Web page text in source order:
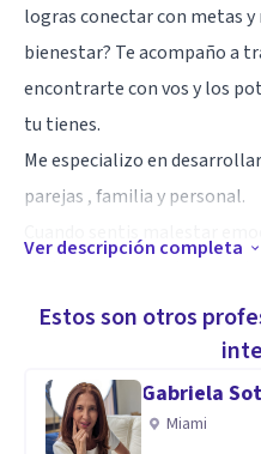
logras conectar con metas
bienestar? Te acompaño a
encontrarte con vos y los
tu tienes.
Me especializo en
parejas , familia y personal.
decisiones acertadas para
Te acompaño para que en
descubrir tu capacidad de
vida.
Ver descripción completa
Estos son otros
Gabriela
Miami